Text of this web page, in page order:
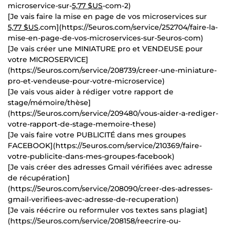
microservice-sur-5,77 $US-com-2)
[Je vais faire la mise en page de vos microservices sur
5,77 $US.com](https://5euros.com/service/252704/faire-la-
mise-en-page-de-vos-microservices-sur-5euros-com)
[Je vais créer une MINIATURE pro et VENDEUSE pour
votre MICROSERVICE]
(https://5euros.com/service/208739/creer-une-miniature-
pro-et-vendeuse-pour-votre-microservice)
[Je vais vous aider à rédiger votre rapport de
stage/mémoire/thèse]
(https://5euros.com/service/209480/vous-aider-a-rediger-
votre-rapport-de-stage-memoire-these)
[Je vais faire votre PUBLICITÉ dans mes groupes
FACEBOOK](https://5euros.com/service/210369/faire-
votre-publicite-dans-mes-groupes-facebook)
[Je vais créer des adresses Gmail vérifiées avec adresse
de récupération]
(https://5euros.com/service/208090/creer-des-adresses-
gmail-verifiees-avec-adresse-de-recuperation)
[Je vais réécrire ou reformuler vos textes sans plagiat]
(https://5euros.com/service/208158/reecrire-ou-